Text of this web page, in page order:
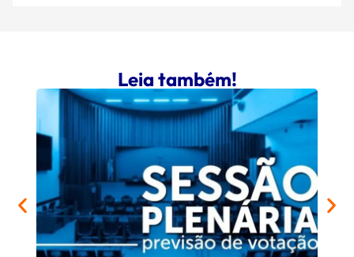
Leia também!